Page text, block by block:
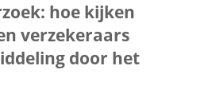
hoe kijken
verzekeraars
door het